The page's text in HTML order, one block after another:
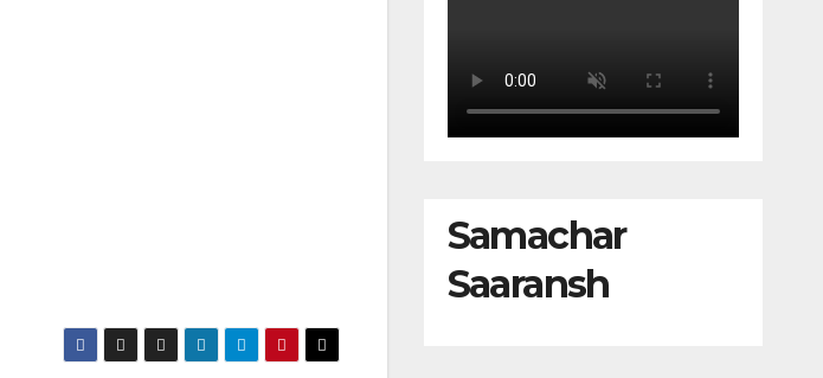
Samachar
Saaransh